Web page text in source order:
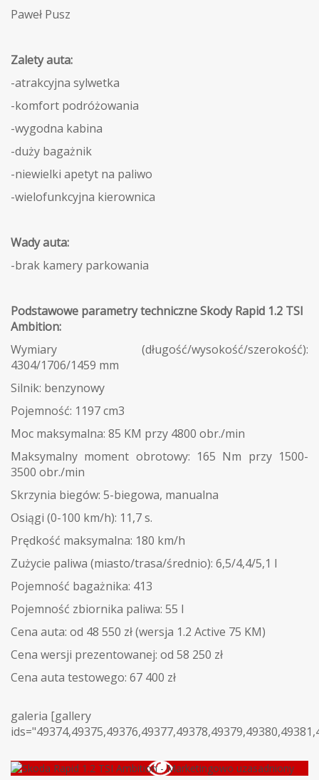
Paweł Pusz
Zalety auta:
-atrakcyjna sylwetka
-komfort podróżowania
-wygodna kabina
-duży bagażnik
-niewielki apetyt na paliwo
-wielofunkcyjna kierownica
Wady auta:
-brak kamery parkowania
Podstawowe parametry techniczne Skody Rapid 1.2 TSI
Ambition:
Wymiary (długość/wysokość/szerokość):
4304/1706/1459 mm
Silnik: benzynowy
Pojemność: 1197 cm3
Moc maksymalna: 85 KM przy 4800 obr./min
Maksymalny moment obrotowy: 165 Nm przy 1500-
3500 obr./min
Skrzynia biegów: 5-biegowa, manualna
Osiągi (0-100 km/h): 11,7 s.
Prędkość maksymalna: 180 km/h
Zużycie paliwa (miasto/trasa/średnio): 6,5/4,4/5,1 l
Pojemność bagażnika: 413
Pojemność zbiornika paliwa: 55 l
Cena auta: od 48 550 zł (wersja 1.2 Active 75 KM)
Cena wersji prezentowanej: od 58 250 zł
Cena auta testowego: 67 400 zł
galeria [gallery